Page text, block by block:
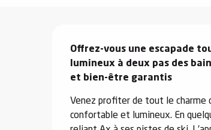
Description
Offrez-vous une escapade
lumineux à deux pas des
et bien-être garantis
Venez profiter de tout le charme
confortable et lumineux. En